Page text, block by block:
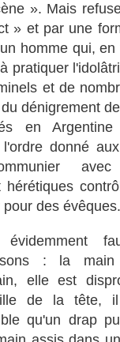
». Mais
» et par une
homme qui,
pratiquer
et de
dénigrement
en
donné
hérétiques
des évêques.
: la
elle est
de la tête,
qu'un drap